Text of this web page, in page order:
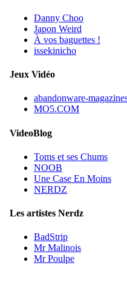
Danny Choo
Japon Weird
À vos baguettes !
issekinicho
Jeux Vidéo
abandonware-
MO5.COM
VideoBlog
Toms et ses Chums
NOOB
Une Case En Moins
NERDZ
Les artistes Nerdz
BadStrip
Mr Malinois
Mr Poulpe